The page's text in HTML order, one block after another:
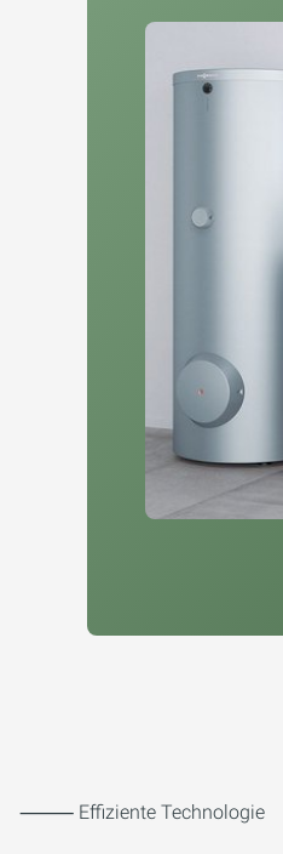
⸻ Effiziente Technologie